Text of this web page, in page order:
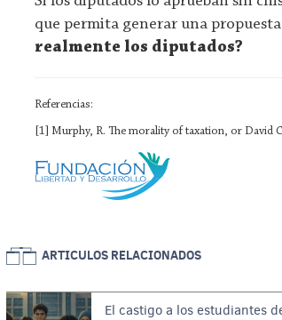
que permita generar una
realmente los diputados?
Referencias:
[1] Murphy, R. The morality of taxation, or David
ARTICULOS RELACIONADOS
El castigo a los estudiantes